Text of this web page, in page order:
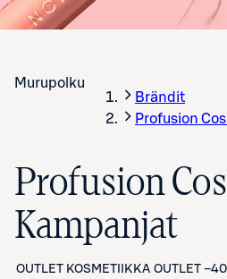
Murupolku
Brändit
Profusion
Profusion
Kampanjat
OUTLET KOSMETIIKKA OUTLET